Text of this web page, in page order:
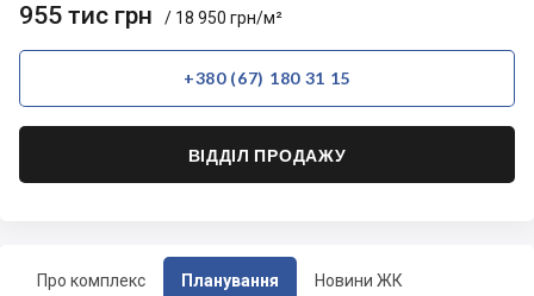
Про комплекс Планування Новини ЖК
955 тис грн / 18 950 грн/м²
+380 (67) 180 31 15
ВІДДІЛ ПРОДАЖУ